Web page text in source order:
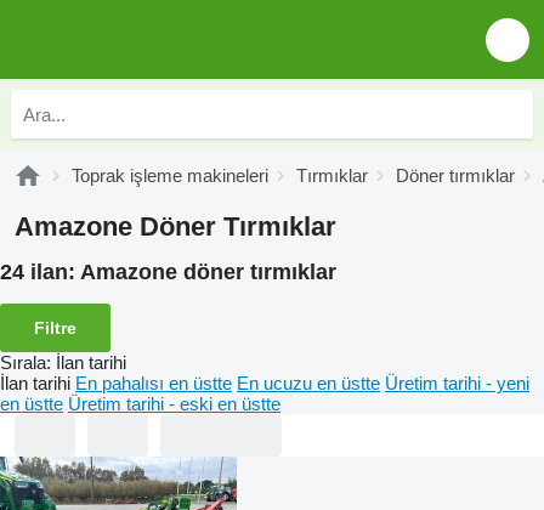
Toprak işleme makineleri Tırmıklar Döner tırmıklar
Amazone Döner Tırmıklar
24 ilan: Amazone döner tırmıklar
Filtre
Sırala: İlan tarihi
İlan tarihi En pahalısı en üstte En ucuzu en üstte Üretim tarihi - yeni
en üstte Üretim tarihi - eski en üstte